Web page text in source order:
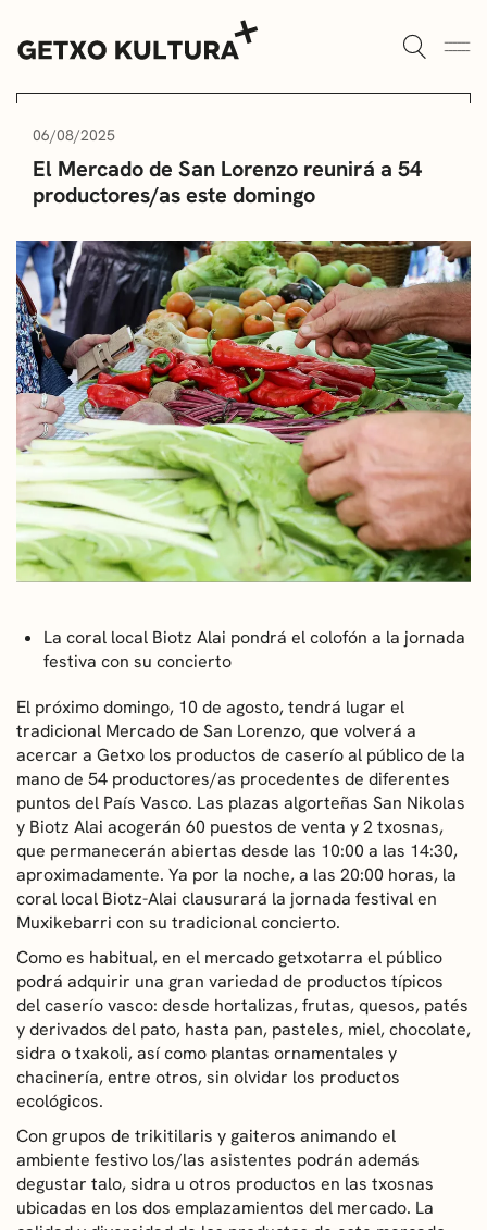
AGENDA
MUXIKEBARRI
CONTACTO
ENTRADAS
AULAS DE CULTURA
BIBLIOTECAS
ESCUELA DE MÚSICA
CONVOCATORIAS
NOTICIAS
ASOCIACIONES CULTURALES
AULAS DE CULTURA
ALGORTA
06/08/2025
El Mercado de San Lorenzo reunirá a 54
productores/as este domingo
La coral local Biotz Alai pondrá el colofón a la jornada
festiva con su concierto
El próximo domingo, 10 de agosto, tendrá lugar el
tradicional Mercado de San Lorenzo, que volverá a
acercar a Getxo los productos de caserío al público de la
mano de 54 productores/as procedentes de diferentes
puntos del País Vasco. Las plazas algorteñas San Nikolas
y Biotz Alai acogerán 60 puestos de venta y 2 txosnas,
que permanecerán abiertas desde las 10:00 a las 14:30,
aproximadamente. Ya por la noche, a las 20:00 horas, la
coral local Biotz-Alai clausurará la jornada festival en
Muxikebarri con su tradicional concierto.
Como es habitual, en el mercado getxotarra el público
podrá adquirir una gran variedad de productos típicos
del caserío vasco: desde hortalizas, frutas, quesos, patés
y derivados del pato, hasta pan, pasteles, miel, chocolate,
sidra o txakoli, así como plantas ornamentales y
chacinería, entre otros, sin olvidar los productos
ecológicos.
Con grupos de trikitilaris y gaiteros animando el
ambiente festivo los/las asistentes podrán además
degustar talo, sidra u otros productos en las txosnas
ubicadas en los dos emplazamientos del mercado. La